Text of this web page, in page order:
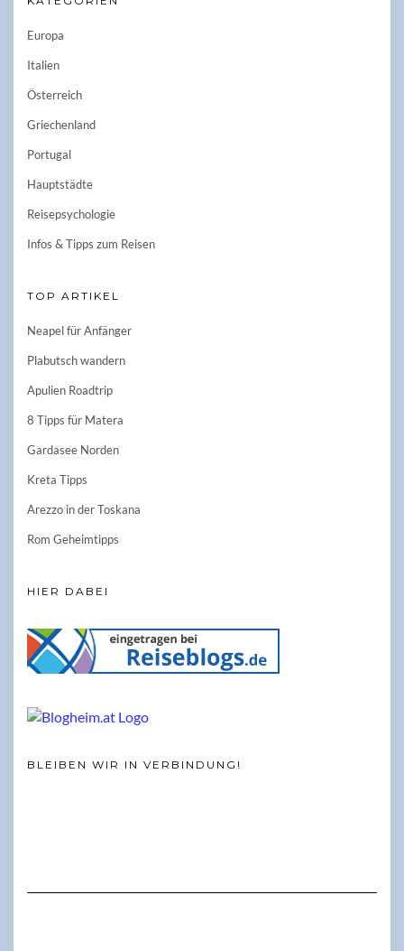
Europa
Italien
Österreich
Griechenland
Portugal
Hauptstädte
Reisepsychologie
Infos & Tipps zum Reisen
TOP ARTIKEL
Neapel für Anfänger
Plabutsch wandern
Apulien Roadtrip
8 Tipps für Matera
Gardasee Norden
Kreta Tipps
Arezzo in der Toskana
Rom Geheimtipps
HIER DABEI
BLEIBEN WIR IN VERBINDUNG!